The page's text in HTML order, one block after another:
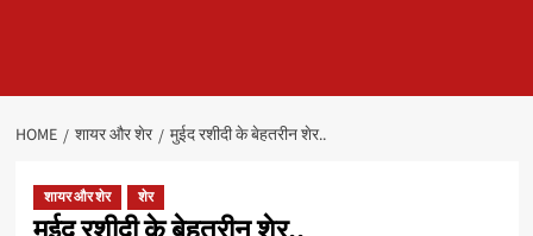
HOME शायर और शेर मुईद रशीदी के बेहतरीन शेर..
शायर और शेर शेर